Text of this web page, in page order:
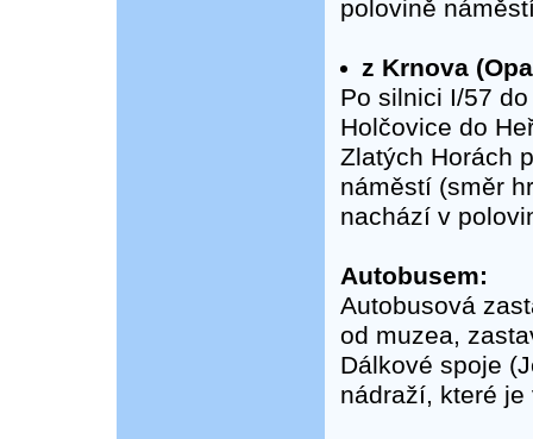
polovině
z Krnova
Po silnici I/57
Holčovice do
Zlatých Horách
náměstí (směr
nachází v
Autobusem:
Autobusová
od muzea,
Dálkové spoje
nádraží, které